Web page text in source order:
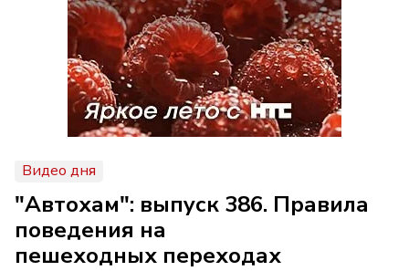
Видео дня
"Автохам": выпуск 386. Правила
поведения на
пешеходных переходах